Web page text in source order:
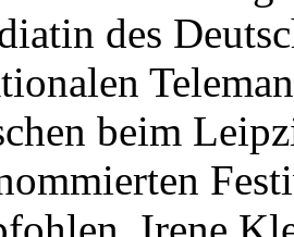
des
beim